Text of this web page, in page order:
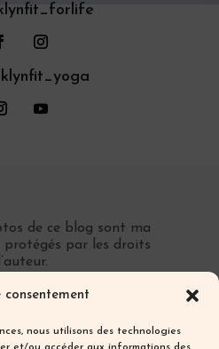
consentement
nous utilisons des technologies
de ce blog sont ma
par les droits
partielle ou totale sans